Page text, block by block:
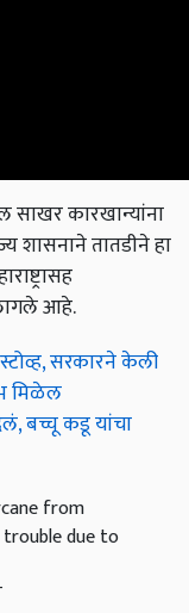
साखर कारखान्यांना
शासनाने तातडीने हा
आहे.
सरकारने केली
मिळेल
बच्चू कडू यांचा
from
due to